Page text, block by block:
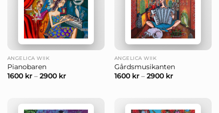
ANGELICA WIIK
Pianobaren
1600 kr– 2900 kr
ANGELICA WIIK
Gårdsmusikanten
1600 kr– 2900 kr